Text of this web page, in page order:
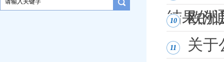
结果的
10 欧洲
11
关于